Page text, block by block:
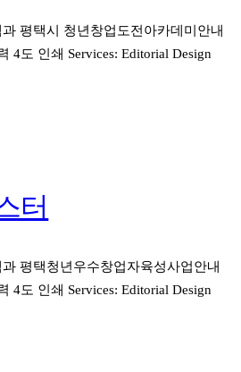
평택시 청년창업도전아카데미안내
4도 인쇄 Services: Editorial Design
터
평택청년우수창업자육성사업안내
4도 인쇄 Services: Editorial Design